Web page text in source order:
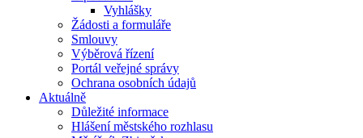
Vyhlášky
Žádosti a formuláře
Smlouvy
Výběrová řízení
Portál veřejné správy
Ochrana osobních údajů
Aktuálně
Důležité informace
Hlášení městského rozhlasu